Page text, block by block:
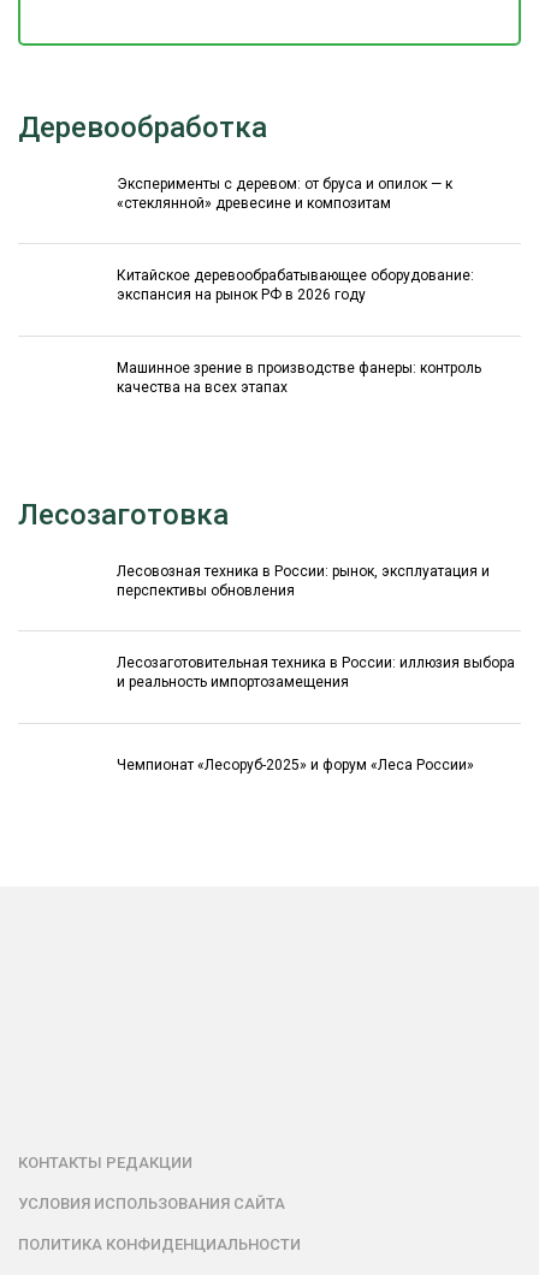
Деревообработка
Эксперименты с деревом: от бруса и опилок — к
«стеклянной» древесине и композитам
Китайское деревообрабатывающее оборудование:
экспансия на рынок РФ в 2026 году
Машинное зрение в производстве фанеры: контроль
качества на всех этапах
Лесозаготовка
Лесовозная техника в России: рынок, эксплуатация и
перспективы обновления
Лесозаготовительная техника в России: иллюзия выбора
и реальность импортозамещения
Чемпионат «Лесоруб-2025» и форум «Леса России»
КОНТАКТЫ РЕДАКЦИИ
УСЛОВИЯ ИСПОЛЬЗОВАНИЯ САЙТА
ПОЛИТИКА КОНФИДЕНЦИАЛЬНОСТИ